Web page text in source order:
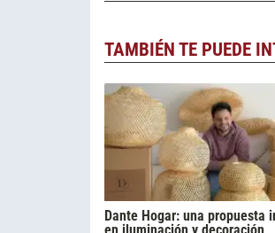
TAMBIÉN TE PUEDE
Dante Hogar: una propuesta